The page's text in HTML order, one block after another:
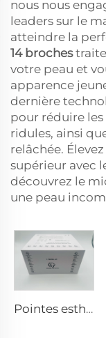
nous nous
leaders sur le
atteindre la
14 broches
votre peau et
apparence
dernière
pour réduire les
ridules, ainsi
relâchée.
supérieur avec
découvrez le
une peau
Pointes esthétiques Pixel8 RF Rohrer 25 49 64